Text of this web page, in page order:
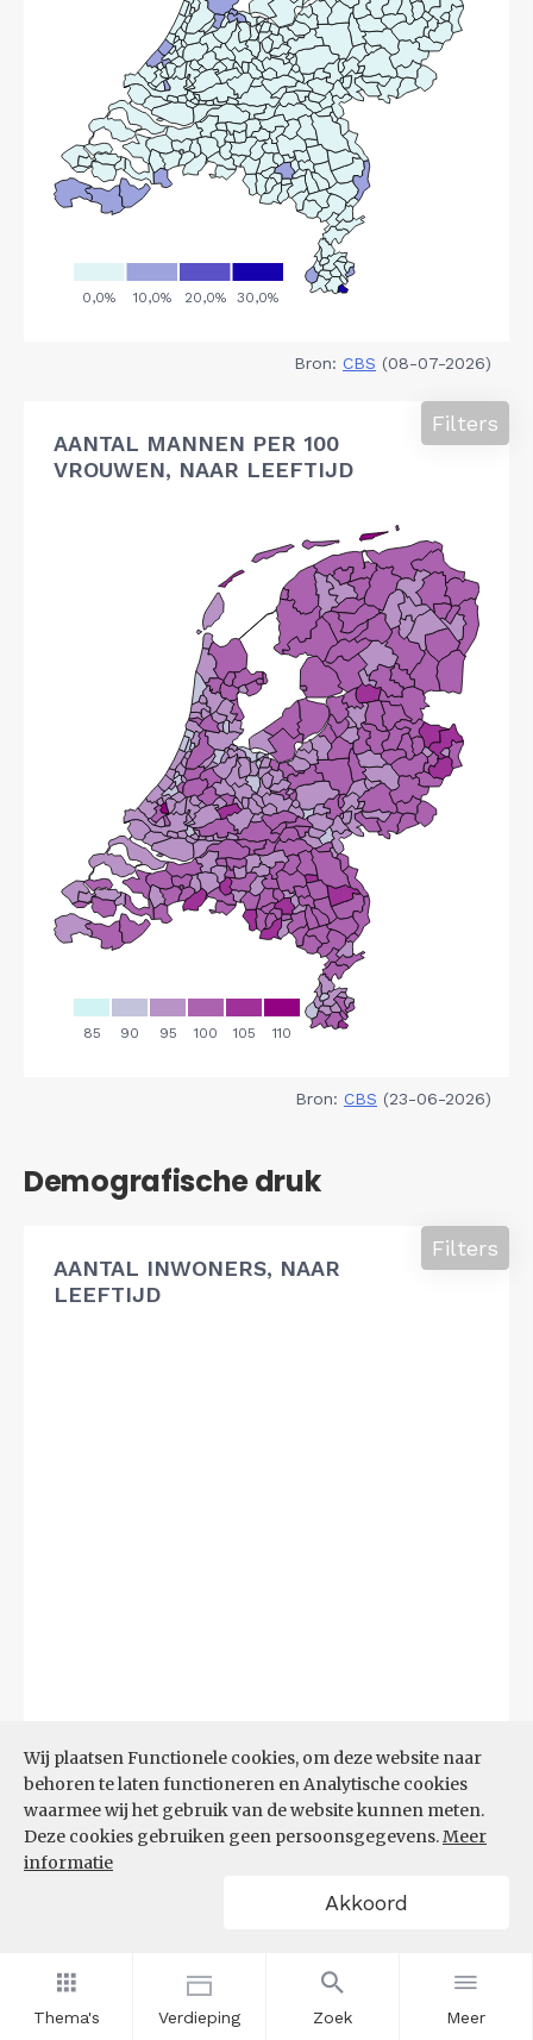
Thema's Verdieping Zoek Meer
Wij plaatsen Functionele cookies, om deze website naar
behoren te laten functioneren en Analytische cookies
waarmee wij het gebruik van de website kunnen meten.
Deze cookies gebruiken geen persoonsgegevens.Meer
informatie
Akkoord
Bron: CBS (08-07-2026)
AANTAL MANNEN PER 100
VROUWEN, NAAR LEEFTIJD
Filters
Bron: CBS (23-06-2026)
Demografische druk
AANTAL INWONERS, NAAR
LEEFTIJD
Filters
DEMOGRAFISCHE DRUK
Filters